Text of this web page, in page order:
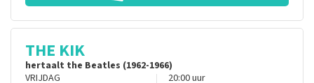
THE KIK
hertaalt the Beatles (1962-1966)
VRIJDAG
20:00uur